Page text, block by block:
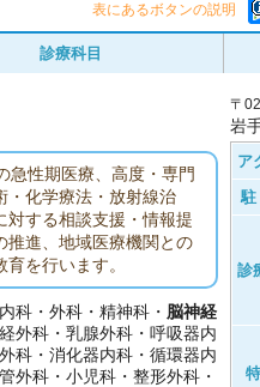
表にあるボタンの説明
診療科目
急性期医療、高度・専門
・化学療法・放射線治
対する相談支援・情報提
推進、地域医療機関との
を行います。
科・外科・精神科・ 脳神経
外科・乳腺外科・呼吸器内
科・消化器内科・循環器内
外科・小児科・整形外科・
〒
岩
ア
駐
診